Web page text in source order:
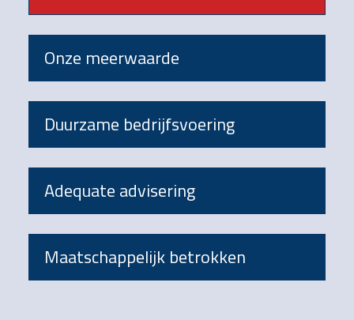
Onze meerwaarde
Duurzame bedrijfsvoering
Adequate advisering
Maatschappelijk betrokken